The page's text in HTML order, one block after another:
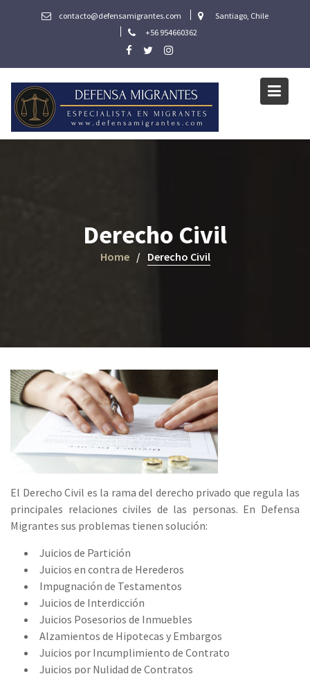
contacto@defensamigrantes.com
Santiago, Chile
+56 954660362
Derecho Civil
Home Derecho Civil
El Derecho Civil es la rama del derecho privado que regula las
principales relaciones civiles de las personas. En Defensa
Migrantes sus problemas tienen solución:
Juicios de Partición
Juicios en contra de Herederos
Impugnación de Testamentos
Juicios de Interdicción
Juicios Posesorios de Inmuebles
Alzamientos de Hipotecas y Embargos
Juicios por Incumplimiento de Contrato
Juicios por Nulidad de Contratos